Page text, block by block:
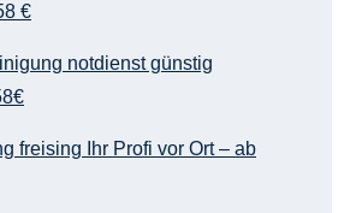
€
notdienst günstig
freising Ihr Profi vor Ort – ab